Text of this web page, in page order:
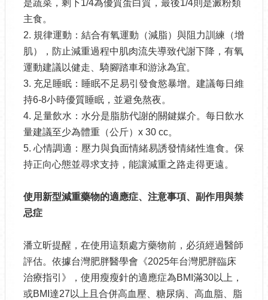
是蔬菜，剩下1/4為優質蛋白質，最後1/4則是澱粉類
主食。
2. 規律運動：結合有氧運動（減脂）與阻力訓練（增
肌），防止減重過程中肌肉流失導致代謝下降，有氧
運動建議以健走、騎腳踏車和游泳為宜。
3. 充足睡眠：睡眠不足易引發食慾暴增。建議每日維
持6-8小時優質睡眠，並避免熬夜。
4. 足量飲水：水分是脂肪代謝的關鍵媒介。每日飲水
量建議至少為體重（公斤）x 30 cc。
5. 心情調適：壓力與負面情緒易誘發情緒性進食。保
持正向心態並尋求支持，能讓減重之路走得更遠。
使用新型減重藥物的適應症、注意事項、副作用與禁
忌症
潘立昕提醒，在使用這類處方藥物前，必須經過醫師
評估。依據台灣肥胖醫學會《2025年台灣肥胖臨床
治療指引》，使用瘦瘦針的適應症為BMI滿30以上，
或BMI達27以上且合併高血壓、糖尿病、高血脂、脂